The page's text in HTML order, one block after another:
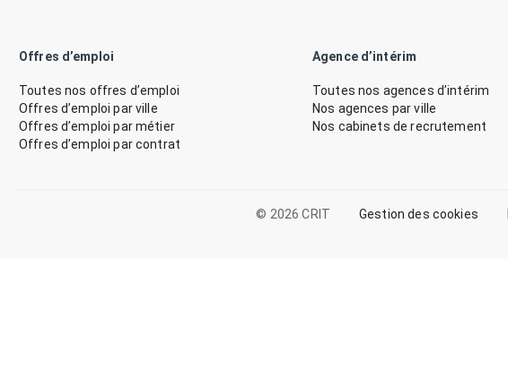
Offres d’emploi
Toutes nos offres d’emploi
Offres d’emploi par ville
Offres d’emploi par métier
Offres d’emploi par contrat
Agence d’intérim
Toutes nos agences d’intérim
Nos agences par ville
Nos cabinets de recrutement
© 2026 CRIT Gestion des cookies